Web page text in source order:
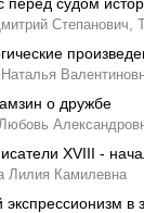
Степанович,
о дружбе
XVIII -
Лилия Камилевна
в